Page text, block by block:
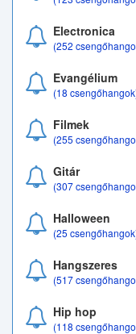
Electronica
(252
Evangélium
(18
Filmek
(255
Gitár
(307
Halloween
(25
Hangszeres
(517
Hip hop
(118